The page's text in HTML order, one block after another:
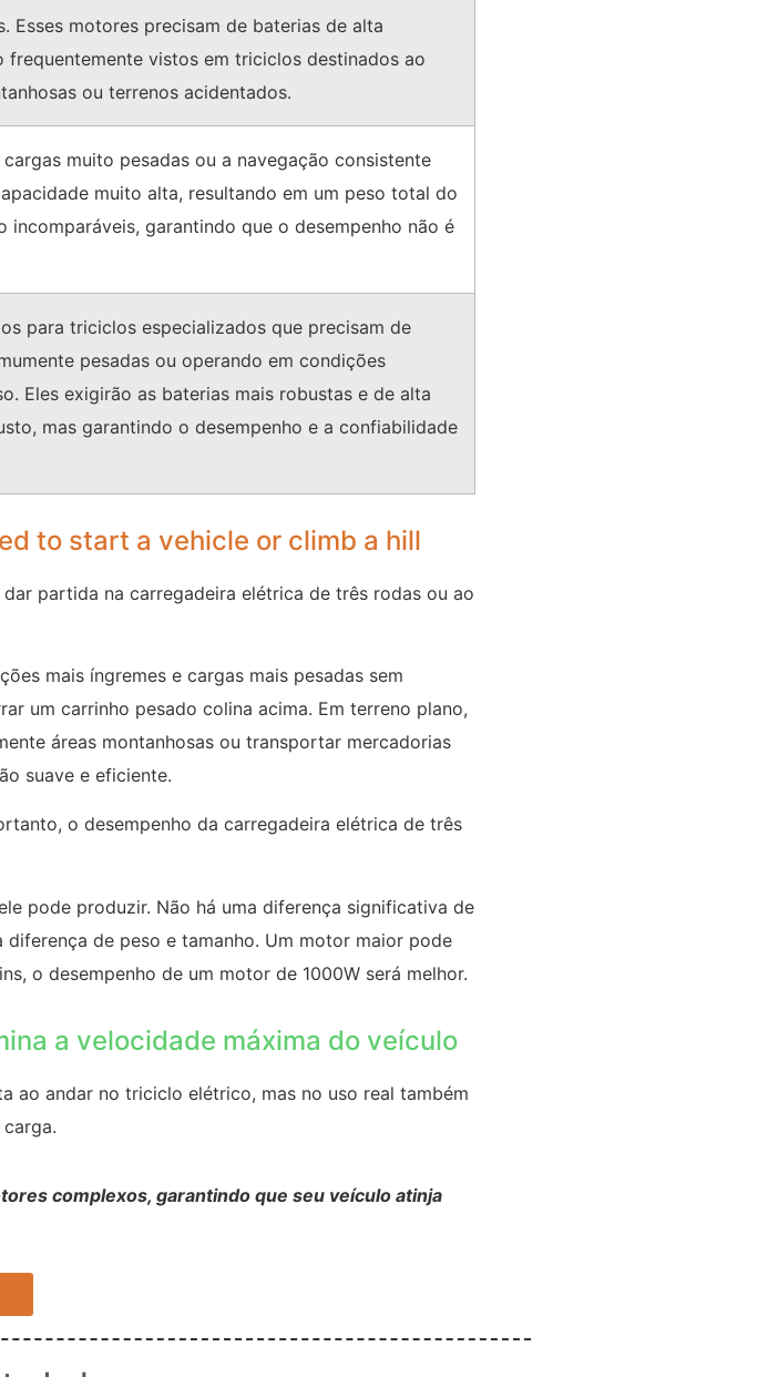
Esses motores precisam de baterias de alta
frequentemente vistos em triciclos destinados ao
ou terrenos acidentados.
muito pesadas ou a navegação consistente
muito alta, resultando em um peso total do
garantindo que o desempenho não é
para triciclos especializados que precisam de
pesadas ou operando em condições
Eles exigirão as baterias mais robustas e de alta
mas garantindo o desempenho e a confiabilidade
to start a vehicle or climb a hill
partida na carregadeira elétrica de três rodas ou ao
mais íngremes e cargas mais pesadas sem
um carrinho pesado colina acima. Em terreno plano,
áreas montanhosas ou transportar mercadorias
suave e eficiente.
o desempenho da carregadeira elétrica de três
pode produzir. Não há uma diferença significativa de
de peso e tamanho. Um motor maior pode
o desempenho de um motor de 1000W será melhor.
a velocidade máxima do veículo
ao andar no triciclo elétrico, mas no uso real também
complexos, garantindo que seu veículo atinja